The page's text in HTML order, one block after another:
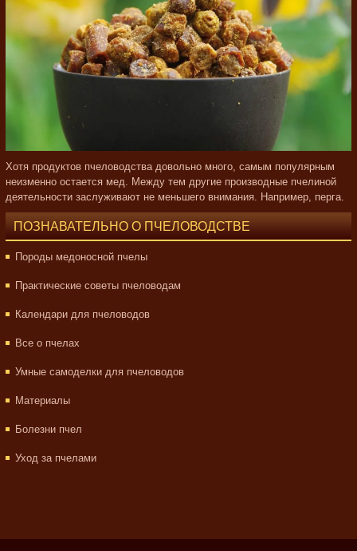
Хотя продуктов пчеловодства довольно много, самым популярным
неизменно остается мед. Между тем другие производные пчелиной
деятельности заслуживают не меньшего внимания. Например, перга.
ПОЗНАВАТЕЛЬНО О ПЧЕЛОВОДСТВЕ
Породы медоносной пчелы
Практические советы пчеловодам
Календари для пчеловодов
Все о пчелах
Умные самоделки для пчеловодов
Материалы
Болезни пчел
Уход за пчелами